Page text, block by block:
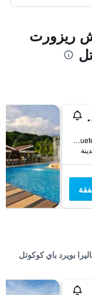
ريزورت
Boquete Island, Brgy. Sto Niño, بويرتو غلرا, الفلبين
بويرد باي كوكوتل